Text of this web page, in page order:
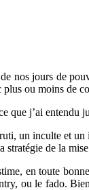
nos jours de
ou moins de
que j’ai entendu
un inculte et
stratégie de la
en toute
ou le fado.